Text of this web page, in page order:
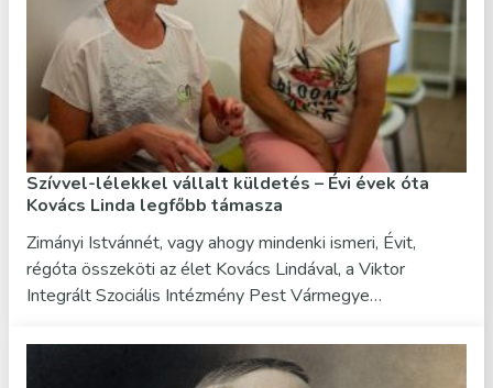
Szívvel-lélekkel vállalt küldetés – Évi évek óta
Kovács Linda legfőbb támasza
Zimányi Istvánnét, vagy ahogy mindenki ismeri, Évit,
régóta összeköti az élet Kovács Lindával, a Viktor
Integrált Szociális Intézmény Pest Vármegye…